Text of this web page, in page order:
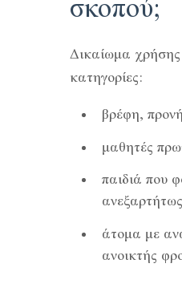
σκοπού;
Δικαίωμα χρήσης
κατηγορίες:
βρέφη,
μαθητές
παιδιά που
άτομα με
ανοικτής